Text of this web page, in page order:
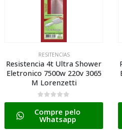
RESITENCIAS
Resistencia 4t Ultra Shower
Eletronico 5500w 127v 3065
I Lorenzetti
0de 5
Compre pelo
Whatsapp